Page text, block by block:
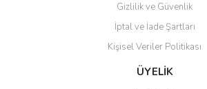
Gizlilik ve Güvenlik
İptal ve İade Şartları
Kişisel Veriler Politikası
ÜYELİK